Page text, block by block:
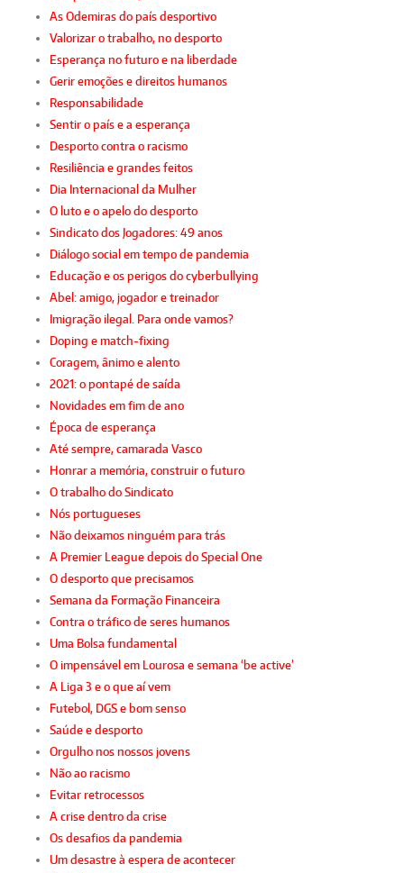
As Odemiras do país desportivo
Valorizar o trabalho, no desporto
Esperança no futuro e na liberdade
Gerir emoções e direitos humanos
Responsabilidade
Sentir o país e a esperança
Desporto contra o racismo
Resiliência e grandes feitos
Dia Internacional da Mulher
O luto e o apelo do desporto
Sindicato dos Jogadores: 49 anos
Diálogo social em tempo de pandemia
Educação e os perigos do cyberbullying
Abel: amigo, jogador e treinador
Imigração ilegal. Para onde vamos?
Doping e match-fixing
Coragem, ânimo e alento
2021: o pontapé de saída
Novidades em fim de ano
Época de esperança
Até sempre, camarada Vasco
Honrar a memória, construir o futuro
O trabalho do Sindicato
Nós portugueses
Não deixamos ninguém para trás
A Premier League depois do Special One
O desporto que precisamos
Semana da Formação Financeira
Contra o tráfico de seres humanos
Uma Bolsa fundamental
O impensável em Lourosa e semana ‘be active’
A Liga 3 e o que aí vem
Futebol, DGS e bom senso
Saúde e desporto
Orgulho nos nossos jovens
Não ao racismo
Evitar retrocessos
A crise dentro da crise
Os desafios da pandemia
Um desastre à espera de acontecer